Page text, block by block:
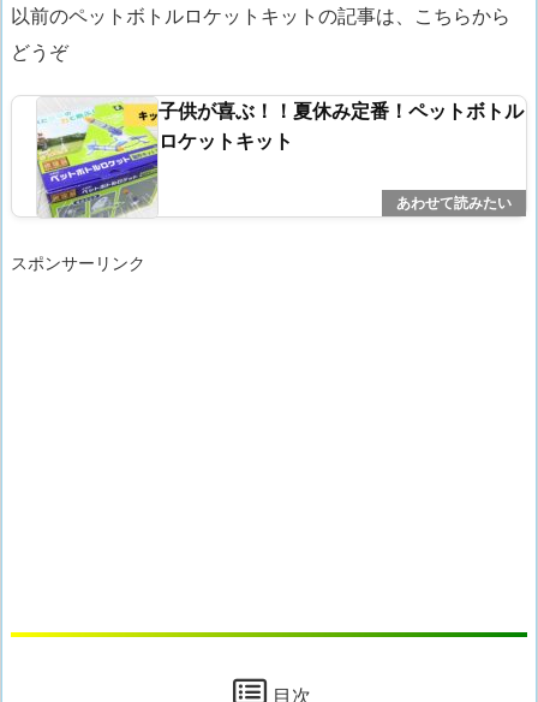
以前のペットボトルロケットキットの記事は、こちらから
どうぞ
子供が喜ぶ！！夏休み定番！ペットボトル
ロケットキット
スポンサーリンク
目次